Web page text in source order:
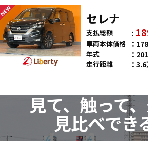
セレナ
支払総額
車両本体価格
年式
走行距離
見て、触って
見比べでき